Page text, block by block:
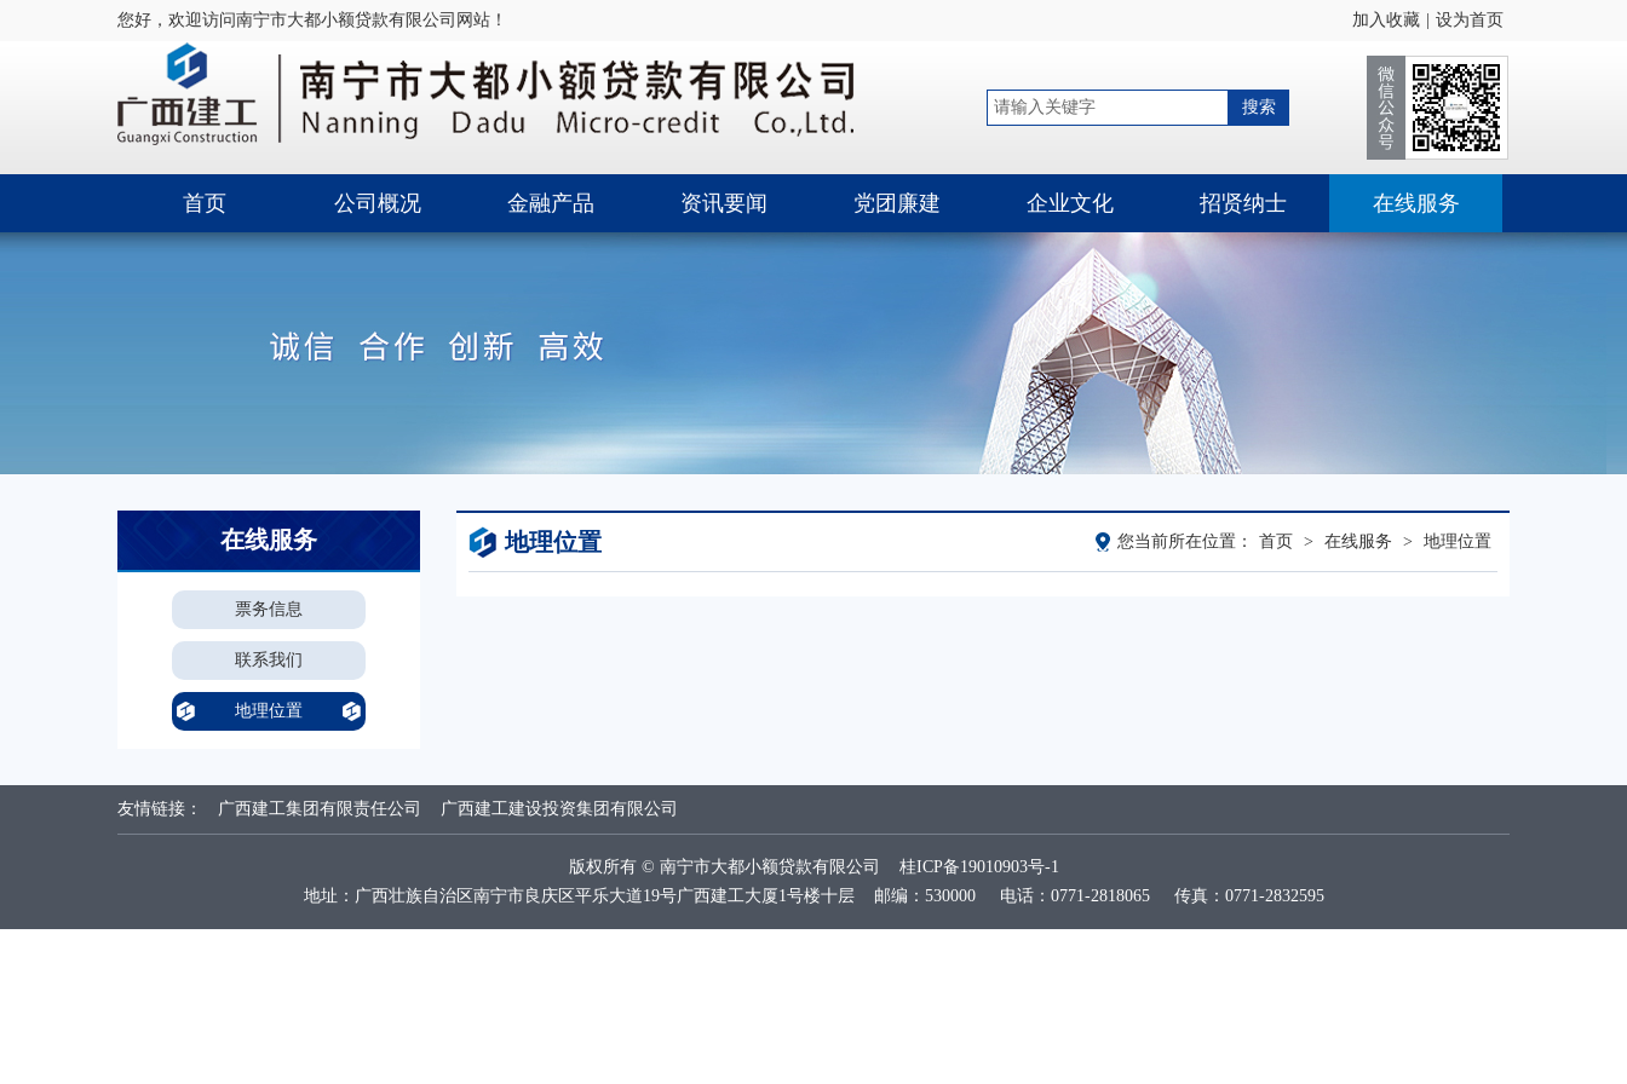
您好，欢迎访问南宁市大都小额贷款有限公司网站！ 加入收藏 设为首页
首页 公司概况 金融产品 资讯要闻 党团廉建 企业文化 招贤纳士 在线服务
在线服务
票务信息
联系我们
地理位置
地理位置 您当前所在位置： 首页 > 在线服务 > 地理位置
友情链接： 广西建工集团有限责任公司 广西建工建设投资集团有限公司
版权所有 © 南宁市大都小额贷款有限公司 桂ICP备19010903号-1
地址：广西壮族自治区南宁市良庆区平乐大道19号广西建工大厦1号楼十层 邮编：530000 电话：0771-2818065 传真：0771-2832595